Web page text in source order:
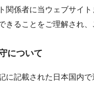
関係者に当ウェブサイ
ることをご理解され
について
に記載された日本国内